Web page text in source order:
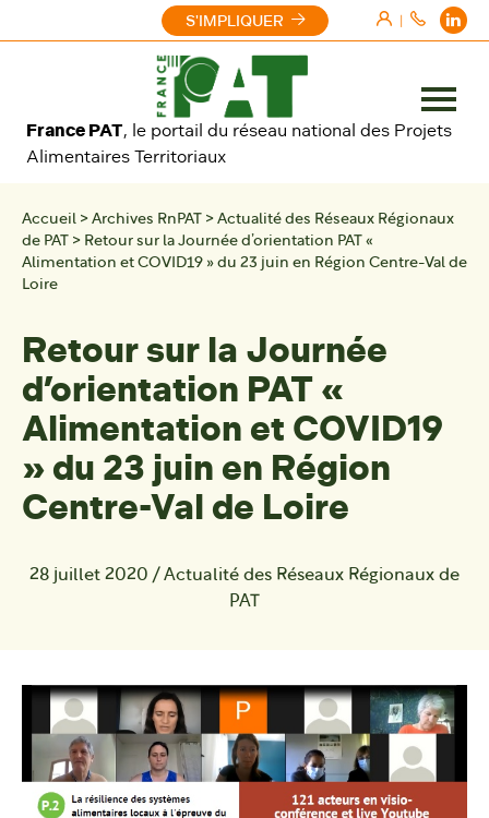
|
France PAT, le portail du réseau national des Projets
Alimentaires Territoriaux
S'IMPLIQUER
Ouvrir
le
Accueil > Archives RnPAT > Actualité des Réseaux Régionaux
de PAT > Retour sur la Journée d’orientation PAT «
Alimentation et COVID19 » du 23 juin en Région Centre-Val de
Loire
Retour sur la Journée
d’orientation PAT «
Alimentation et COVID19
» du 23 juin en Région
Centre-Val de Loire
28 juillet 2020 / Actualité des Réseaux Régionaux de
PAT